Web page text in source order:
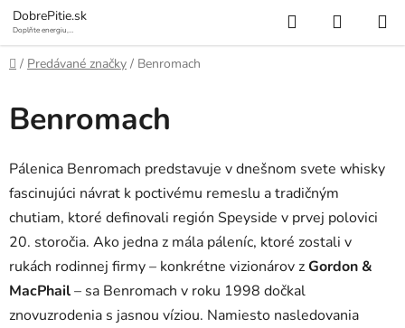
Prejsť
na
obsah
DobrePitie.sk
Doplňte energiu,
Hľadať
KOŠÍK
Domov
/ Predávané značky / Benromach
Benromach
Pálenica Benromach predstavuje v dnešnom svete whisky
fascinujúci návrat k poctivému remeslu a tradičným
chutiam, ktoré definovali región Speyside v prvej polovici
20. storočia. Ako jedna z mála páleníc, ktoré zostali v
rukách rodinnej firmy – konkrétne vizionárov zGordon &
MacPhail– sa Benromach v roku 1998 dočkal
znovuzrodenia s jasnou víziou. Namiesto nasledovania